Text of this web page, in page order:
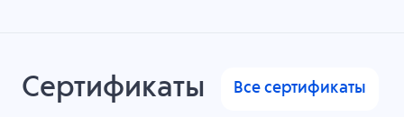
Сертификаты Все сертификаты